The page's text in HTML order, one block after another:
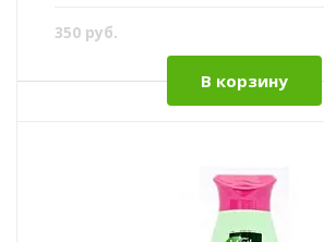
350 руб.
В корзину